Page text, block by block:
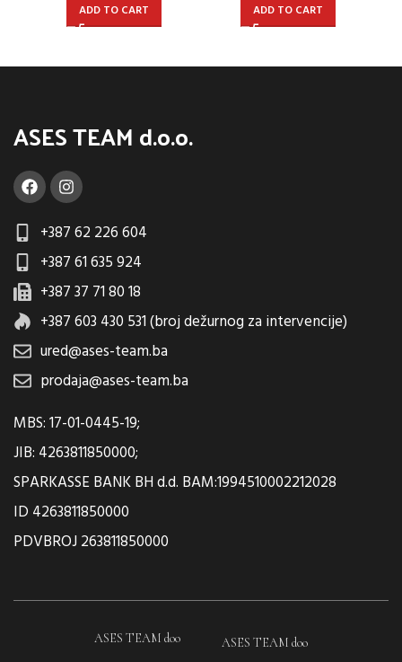
ADD TO CART ADD TO CART
ASES TEAM d.o.o.
+387 62 226 604
+387 61 635 924
+387 37 71 80 18
+387 603 430 531 (broj dežurnog za intervencije)
ured@ases-team.ba
prodaja@ases-team.ba
MBS: 17-01-0445-19;
JIB: 4263811850000;
SPARKASSE BANK BH d.d. BAM:1994510002212028
ID 4263811850000
PDVBROJ 263811850000
ASES TEAM doo ASES TEAM doo